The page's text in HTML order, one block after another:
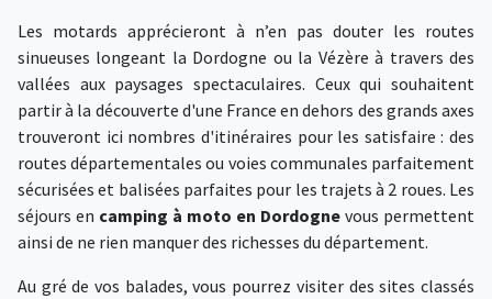
Les motards apprécieront à n’en pas douter les routes
sinueuses longeant la Dordogne ou la Vézère à travers des
vallées aux paysages spectaculaires. Ceux qui souhaitent
partir à la découverte d'une France en dehors des grands axes
trouveront ici nombres d'itinéraires pour les satisfaire : des
routes départementales ou voies communales parfaitement
sécurisées et balisées parfaites pour les trajets à 2 roues. Les
séjours en camping à moto en Dordogne vous permettent
ainsi de ne rien manquer des richesses du département.
Au gré de vos balades, vous pourrez visiter des sites classés